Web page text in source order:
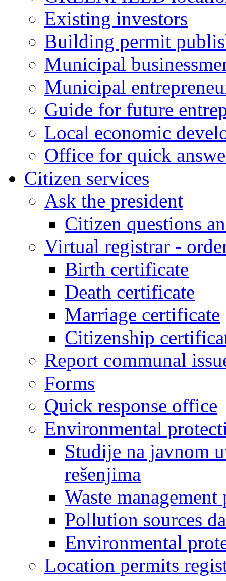
Existing investors
Building permit
Municipal
Municipal
Guide for future
Local economic
Office for quick
Citizen services
Ask the president
Citizen questions
Virtual registrar -
Birth certificate
Death certificate
Marriage certificate
Citizenship
Report communal
Forms
Quick response office
Environmental
Studije na javnom
rešenjima
Waste management
Pollution sources
Environmental
Location permits